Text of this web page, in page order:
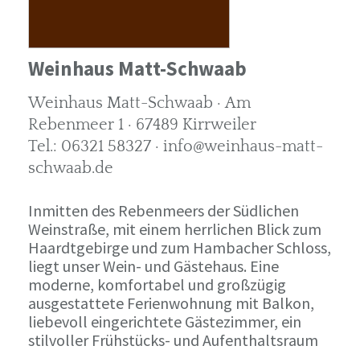
Weinhaus Matt-Schwaab
Weinhaus Matt-Schwaab · Am
Rebenmeer 1 · 67489 Kirrweiler
Tel.: 06321 58327 · info@weinhaus-matt-
schwaab.de
Inmitten des Rebenmeers der Südlichen
Weinstraße, mit einem herrlichen Blick zum
Haardtgebirge und zum Hambacher Schloss,
liegt unser Wein- und Gästehaus. Eine
moderne, komfortabel und großzügig
ausgestattete Ferienwohnung mit Balkon,
liebevoll eingerichtete Gästezimmer, ein
stilvoller Frühstücks- und Aufenthaltsraum